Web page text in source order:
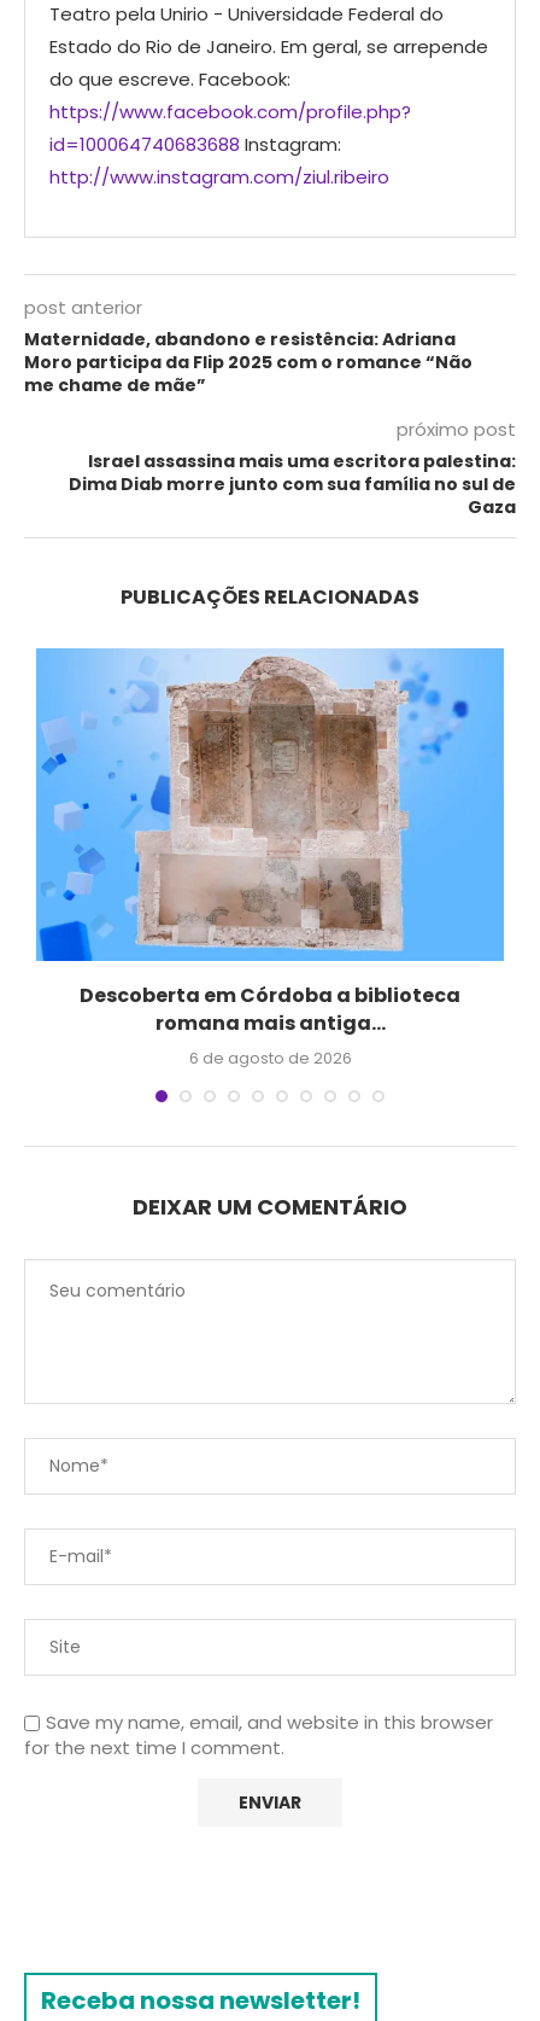
Teatro pela Unirio - Universidade Federal do
Estado do Rio de Janeiro. Em geral, se arrepende
do que escreve. Facebook:
https://www.facebook.com/profile.php?
id=100064740683688 Instagram:
http://www.instagram.com/ziul.ribeiro
post anterior
Maternidade, abandono e resistência: Adriana
Moro participa da Flip 2025 com o romance “Não
me chame de mãe”
próximo post
Israel assassina mais uma escritora palestina:
Dima Diab morre junto com sua família no sul de
Gaza
PUBLICAÇÕES RELACIONADAS
Descoberta em Córdoba a biblioteca
romana mais antiga...
6 de agosto de 2026
DEIXAR UM COMENTÁRIO
Save my name, email, and website in this browser
for the next time I comment.
Receba nossa newsletter!